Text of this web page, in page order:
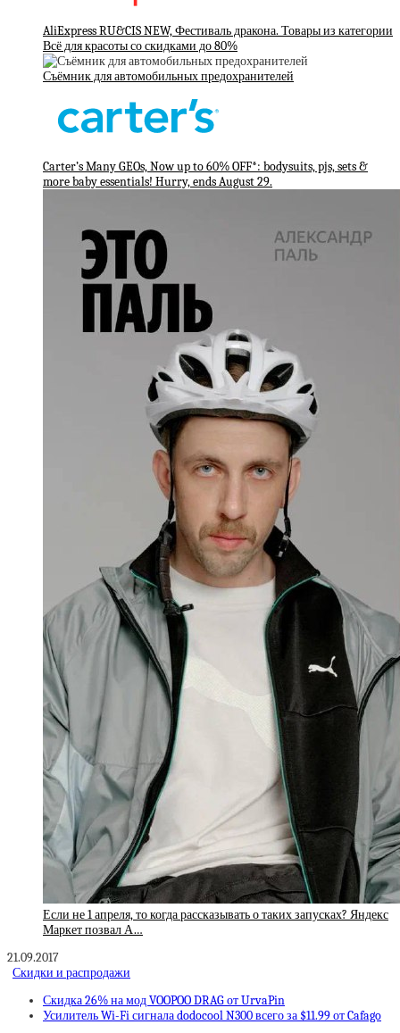
AliExpress RU&CIS NEW, Фестиваль дракона. Товары из категории
Всё для красоты со скидками до 80%
Съёмник для автомобильных предохранителей
Carter’s Many GEOs, Now up to 60% OFF*: bodysuits, pjs, sets &
more baby essentials! Hurry, ends August 29.
Если не 1 апреля, то когда рассказывать о таких запусках? Яндекс
Маркет позвал А…
21.09.2017
Скидки и распродажи
Скидка 26% на мод VOOPOO DRAG от UrvaPin
Усилитель Wi-Fi сигнала dodocool N300 всего за $11.99 от Cafago